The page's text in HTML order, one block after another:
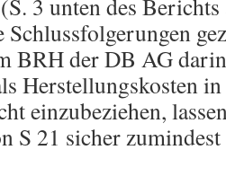
3 unten des
Schlussfolgerungen
BRH der DB AG
Herstellungskosten
einzubeziehen,
S 21 sicher